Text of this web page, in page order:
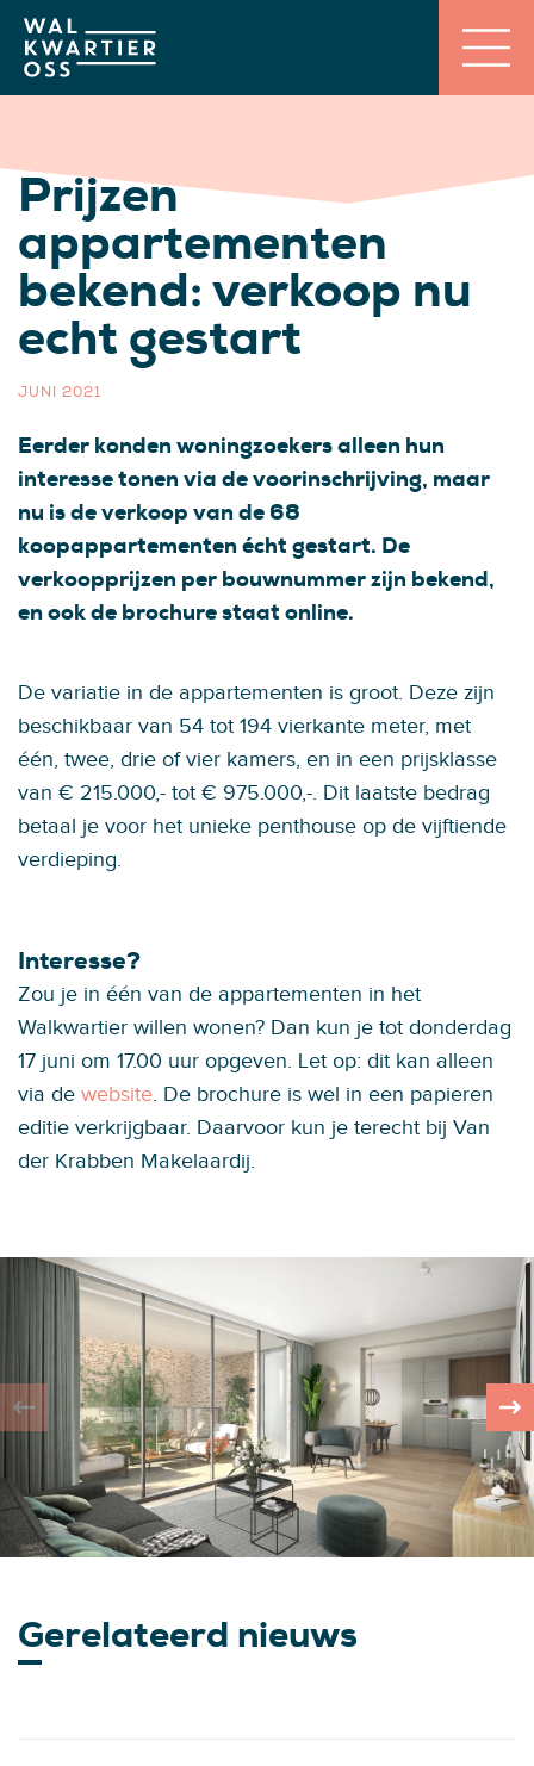
Prijzen
appartementen
bekend: verkoop nu
echt gestart
JUNI 2021
Eerder konden woningzoekers alleen hun
interesse tonen via de voorinschrijving, maar
nu is de verkoop van de 68
koopappartementen écht gestart. De
verkoopprijzen per bouwnummer zijn bekend,
en ook de brochure staat online.
De variatie in de appartementen is groot. Deze zijn
beschikbaar van 54 tot 194 vierkante meter, met
één, twee, drie of vier kamers, en in een prijsklasse
van € 215.000,- tot € 975.000,-. Dit laatste bedrag
betaal je voor het unieke penthouse op de vijftiende
verdieping.
Interesse?
Zou je in één van de appartementen in het
Walkwartier willen wonen? Dan kun je tot donderdag
17 juni om 17.00 uur opgeven. Let op: dit kan alleen
via de website. De brochure is wel in een papieren
editie verkrijgbaar. Daarvoor kun je terecht bij Van
der Krabben Makelaardij.
Gerelateerd nieuws